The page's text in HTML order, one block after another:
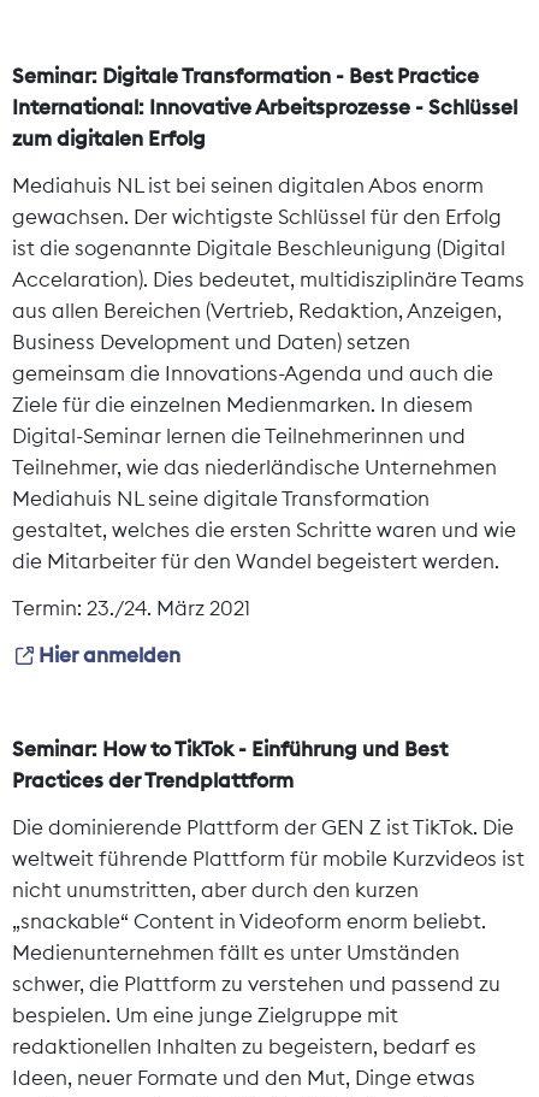
ALLE THEMEN
Seminar: Digitale Transformation - Best Practice
International: Innovative Arbeitsprozesse - Schlüssel
zum digitalen Erfolg
Mediahuis NL ist bei seinen digitalen Abos enorm
gewachsen. Der wichtigste Schlüssel für den Erfolg
ist die sogenannte Digitale Beschleunigung (Digital
Accelaration). Dies bedeutet, multidisziplinäre Teams
aus allen Bereichen (Vertrieb, Redaktion, Anzeigen,
Business Development und Daten) setzen
gemeinsam die Innovations-Agenda und auch die
Ziele für die einzelnen Medienmarken. In diesem
Digital-Seminar lernen die Teilnehmerinnen und
Teilnehmer, wie das niederländische Unternehmen
Mediahuis NL seine digitale Transformation
gestaltet, welches die ersten Schritte waren und wie
die Mitarbeiter für den Wandel begeistert werden.
Termin: 23./24. März 2021
Hier anmelden
Seminar: How to TikTok - Einführung und Best
Practices der Trendplattform
Die dominierende Plattform der GEN Z ist TikTok. Die
weltweit führende Plattform für mobile Kurzvideos ist
nicht unumstritten, aber durch den kurzen
„snackable“ Content in Videoform enorm beliebt.
Medienunternehmen fällt es unter Umständen
schwer, die Plattform zu verstehen und passend zu
bespielen. Um eine junge Zielgruppe mit
redaktionellen Inhalten zu begeistern, bedarf es
Ideen, neuer Formate und den Mut, Dinge etwas